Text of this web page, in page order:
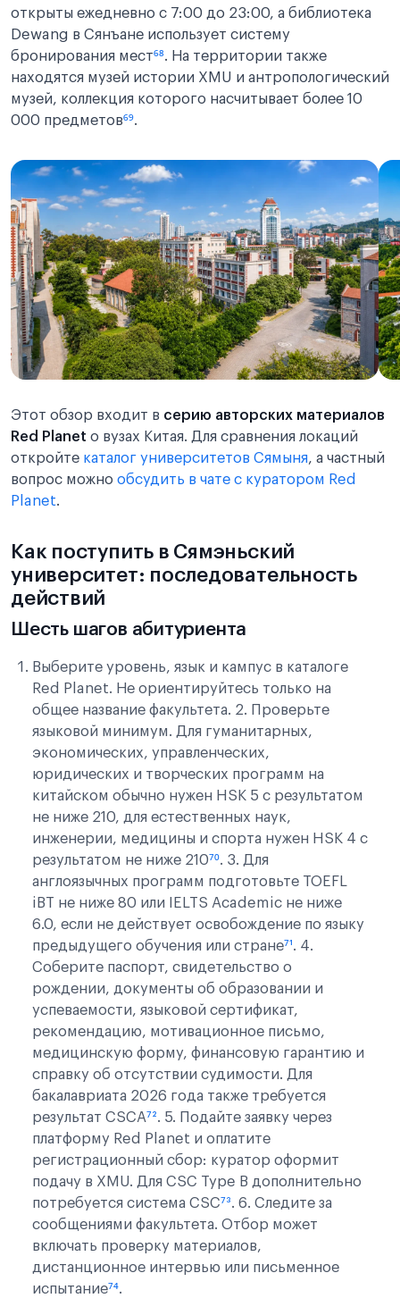
открыты ежедневно с 7:00 до 23:00, а библиотека
Dewang в Сянъане использует систему
бронирования мест⁶⁸. На территории также
находятся музей истории XMU и антропологический
музей, коллекция которого насчитывает более 10
000 предметов⁶⁹.
Этот обзор входит в серию авторских материалов
Red Planet о вузах Китая. Для сравнения локаций
откройте каталог университетов Сямыня, а частный
вопрос можно обсудить в чате с куратором Red
Planet.
Как поступить в Сямэньский
университет: последовательность
действий
Шесть шагов абитуриента
Выберите уровень, язык и кампус в каталоге
Red Planet. Не ориентируйтесь только на
общее название факультета. 2. Проверьте
языковой минимум. Для гуманитарных,
экономических, управленческих,
юридических и творческих программ на
китайском обычно нужен HSK 5 с результатом
не ниже 210, для естественных наук,
инженерии, медицины и спорта нужен HSK 4 с
результатом не ниже 210⁷⁰. 3. Для
англоязычных программ подготовьте TOEFL
iBT не ниже 80 или IELTS Academic не ниже
6.0, если не действует освобождение по языку
предыдущего обучения или стране⁷¹. 4.
Соберите паспорт, свидетельство о
рождении, документы об образовании и
успеваемости, языковой сертификат,
рекомендацию, мотивационное письмо,
медицинскую форму, финансовую гарантию и
справку об отсутствии судимости. Для
бакалавриата 2026 года также требуется
результат CSCA⁷². 5. Подайте заявку через
платформу Red Planet и оплатите
регистрационный сбор: куратор оформит
подачу в XMU. Для CSC Type B дополнительно
потребуется система CSC⁷³. 6. Следите за
сообщениями факультета. Отбор может
включать проверку материалов,
дистанционное интервью или письменное
испытание⁷⁴.